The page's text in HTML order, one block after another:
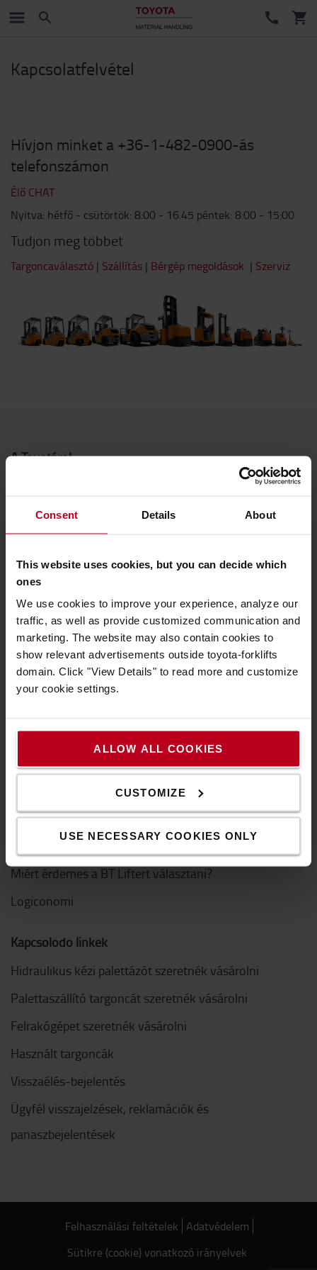
Consent Details About
This website uses cookies, but you can decide which
ones
We use cookies to improve your experience, analyze our
traffic, as well as provide customized communication and
marketing. The website may also contain cookies to
show relevant advertisements outside toyota-forklifts
domain. Click "View Details" to read more and customize
your cookie settings.
ALLOW ALL COOKIES
CUSTOMIZE
USE NECESSARY COOKIES ONLY
Kapcsolatfelvétel
Hívjon minket a +36-1-482-0900-ás
telefonszámon
Élő CHAT
Nyitva: hétfő - csütörtök: 8:00 - 16.45 péntek: 8:00 - 15:00
Tudjon meg többet
Targoncaválasztó | Szállítás | Bérgép megoldások | Szerviz
A Toyotáról
Miért vásároljunk Toyotát
Fenntarthatóság
QHSEE
Magatartási kódex
Innováció
Hogyan vásároljak
Hogyan vásárolhat online
Hasznos linkek
Hírek és események
Miért érdemes a BT Liftert választani?
Logiconomi
Kapcsolódó linkek
Hidraulikus kézi palettázót szeretnék vásárolni
Palettaszállító targoncát szeretnék vásárolni
Felrakógépet szeretnék vásárolni
Használt targoncák
Visszaélés-bejelentés
Ügyfél visszajelzések, reklamációk és
panaszbejelentések
Felhasználási feltételek Adatvédelem
Sütikre (cookie) vonatkozó irányelvek